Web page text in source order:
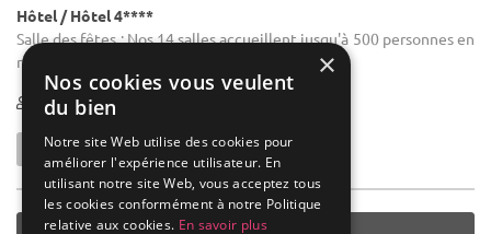
Hôtel / Hôtel 4****
Salle des fêtes : Nos 14 salles accueillent jusqu'à 500 personnes en
repas assis et jusqu'à 650 personnes en cocktail .
15-650
×
Nos cookies vous veulent
du bien
Notre site Web utilise des cookies pour
améliorer l'expérience utilisateur. En
utilisant notre site Web, vous acceptez tous
les cookies conformément à notre Politique
relative aux cookies. En savoir plus